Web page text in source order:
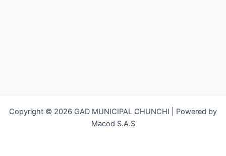
Copyright © 2026 GAD MUNICIPAL CHUNCHI | Powered by
Macod S.A.S